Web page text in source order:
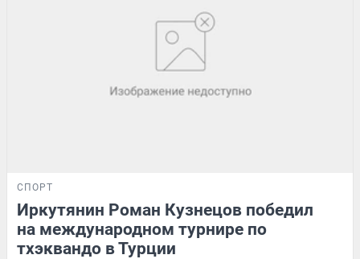
СПОРТ
Иркутянин Роман Кузнецов победил
на международном турнире по
тхэквандо в Турции